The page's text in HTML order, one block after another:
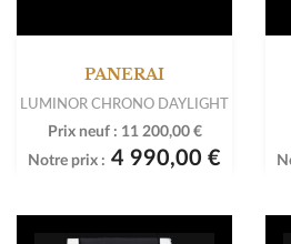
PANERAI
LUMINOR CHRONO DAYLIGHT
Prix neuf : 11 200,00 €
Notre prix : 4 990,00 €